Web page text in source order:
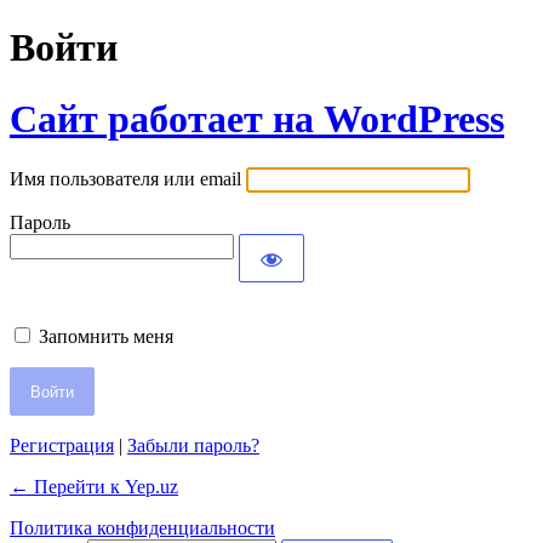
Войти
Сайт работает на WordPress
Имя пользователя или email
Пароль
Запомнить меня
Регистрация | Забыли пароль?
← Перейти к Yep.uz
Политика конфиденциальности